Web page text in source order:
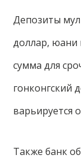
Депозиты
доллар,
сумма для
гонконгский
варьируется
Также банк